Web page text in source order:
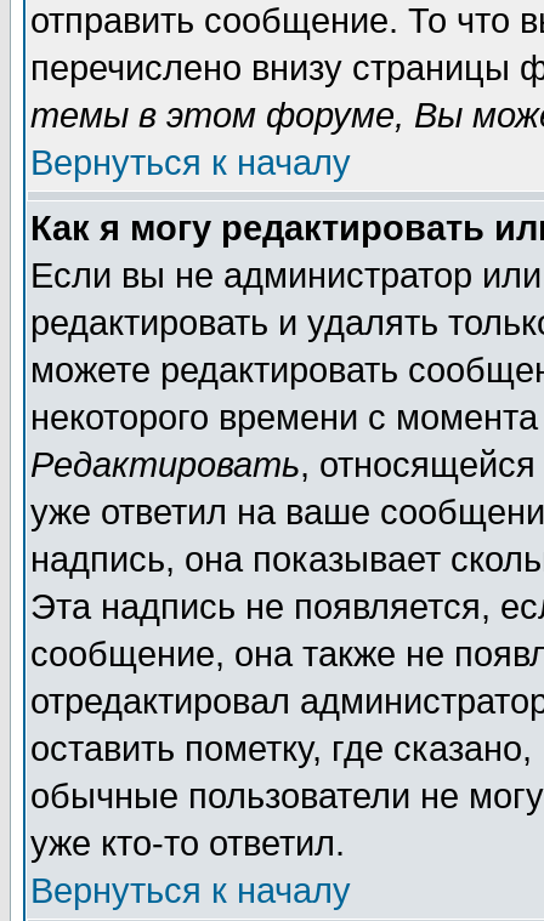
отправить сообщение. То что
перечислено внизу страницы
темы в этом форуме, Вы
Вернуться к началу
Как я могу редактировать
Если вы не администратор
редактировать и удалять
можете редактировать
некоторого времени с
Редактировать,
уже ответил на ваше
надпись, она показывает
Эта надпись не появляется,
сообщение, она также не
отредактировал
оставить пометку, где
обычные пользователи не
уже кто-то ответил.
Вернуться к началу